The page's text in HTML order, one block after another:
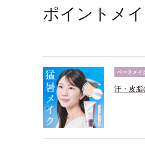
ポイントメ
ベースメイ
汗・皮脂